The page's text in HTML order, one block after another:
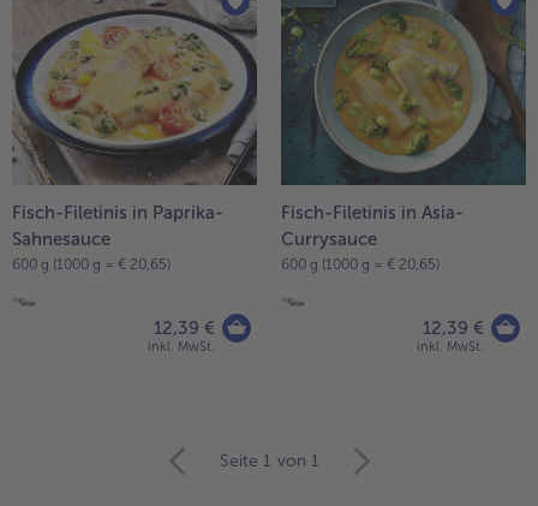
Fisch-Filetinis in Paprika-
Sahnesauce
600 g (1000 g = € 20,65)
12,39 €
inkl. MwSt.
Fisch-Filetinis in Asia-
Currysauce
600 g (1000 g = € 20,65)
12,39 €
inkl. MwSt.
Seite 1 von 1